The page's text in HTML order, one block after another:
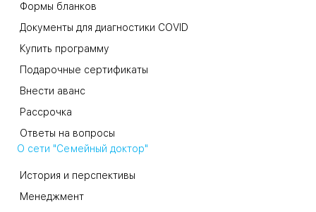
Формы бланков
Документы для диагностики COVID
Купить программу
Подарочные сертификаты
Внести аванс
Рассрочка
Ответы на вопросы
О сети "Семейный доктор"
История и перспективы
Менеджмент